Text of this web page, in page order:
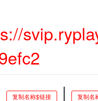
复制名称$链接 | 复制名